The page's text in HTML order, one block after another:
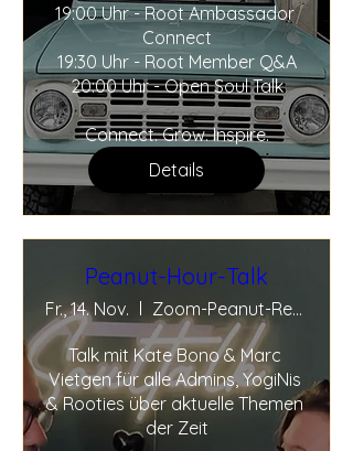
19:00 Uhr - Root Ambassador
Connect
19:30 Uhr - Root Member Q&A
20:00 Uhr - Open Soul Talk
Connect. Grow. Inspire.
Details
Peanut-Hour-Talk
Fr., 14. Nov. Zoom-Peanut-Real-Talk
Talk mit Kate Bono & Marc
Vietgen für alle Admins, YogiNis
& Rooties über aktuelle Themen
der Zeit